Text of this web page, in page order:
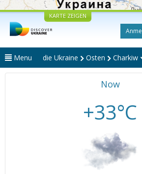
KARTE ZEIGEN
Menu die Ukraine Osten Charkiw
Now
+33°C